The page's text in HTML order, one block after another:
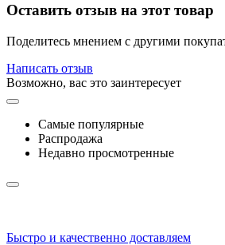
Оставить отзыв на этот товар
Поделитесь мнением с другими
Написать отзыв
Возможно, вас это заинтересует
Самые популярные
Распродажа
Недавно просмотренные
Быстро и качественно доставляем